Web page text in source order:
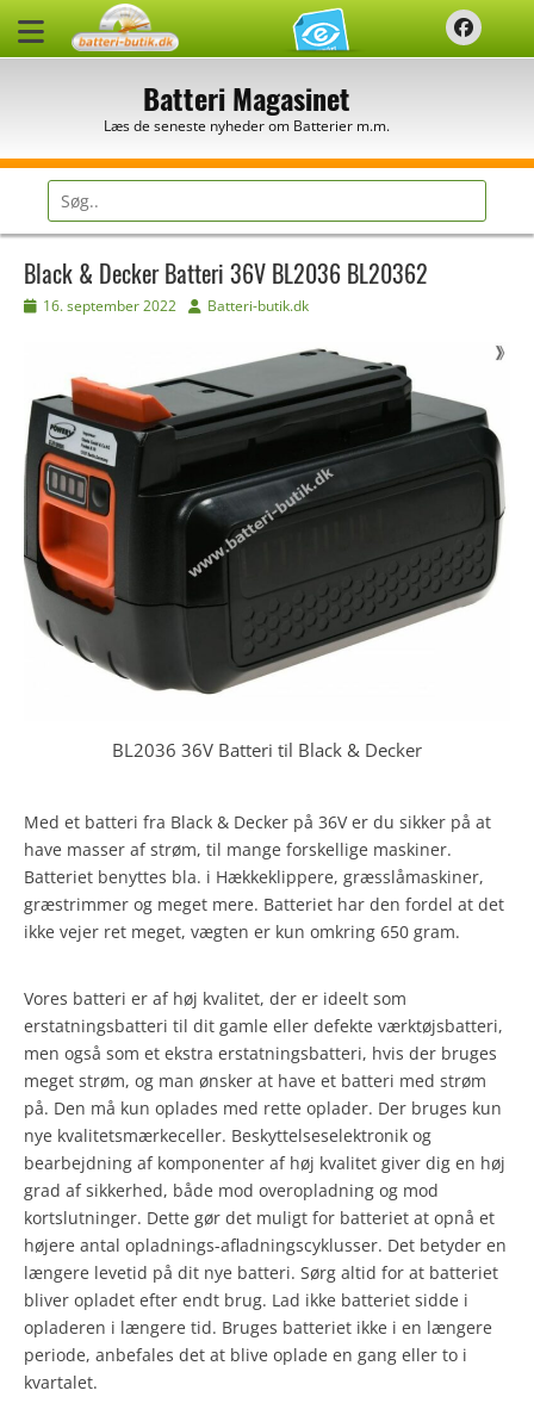
Batteri Magasinet
Læs de seneste nyheder om Batterier m.m.
Søg
efter:
Black & Decker Batteri 36V BL2036 BL20362
Udgivet
16. september 2022 Forfatter
Batteri-butik.dk
BL2036 36V Batteri til Black & Decker
Med et batteri fra Black & Decker på 36V er du sikker på at
have masser af strøm, til mange forskellige maskiner.
Batteriet benyttes bla. i Hækkeklippere, græsslåmaskiner,
græstrimmer og meget mere. Batteriet har den fordel at det
ikke vejer ret meget, vægten er kun omkring 650 gram.
Vores batteri er af høj kvalitet, der er ideelt som
erstatningsbatteri til dit gamle eller defekte værktøjsbatteri,
men også som et ekstra erstatningsbatteri, hvis der bruges
meget strøm, og man ønsker at have et batteri med strøm
på. Den må kun oplades med rette oplader. Der bruges kun
nye kvalitetsmærkeceller. Beskyttelseselektronik og
bearbejdning af komponenter af høj kvalitet giver dig en høj
grad af sikkerhed, både mod overopladning og mod
kortslutninger. Dette gør det muligt for batteriet at opnå et
højere antal opladnings-afladningscyklusser. Det betyder en
længere levetid på dit nye batteri. Sørg altid for at batteriet
bliver opladet efter endt brug. Lad ikke batteriet sidde i
opladeren i længere tid. Bruges batteriet ikke i en længere
periode, anbefales det at blive oplade en gang eller to i
kvartalet.